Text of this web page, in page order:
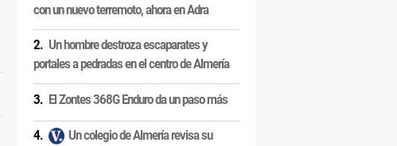
con un nuevo terremoto, ahora en Adra
Un hombre destroza escaparates y
portales a pedradas en el centro de Almería
El Zontes 368G Enduro da un paso más
Un colegio de Almería revisa su